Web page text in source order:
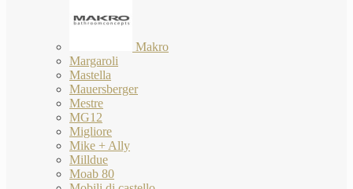
Makro
Margaroli
Mastella
Mauersberger
Mestre
MG12
Migliore
Mike + Ally
Milldue
Moab 80